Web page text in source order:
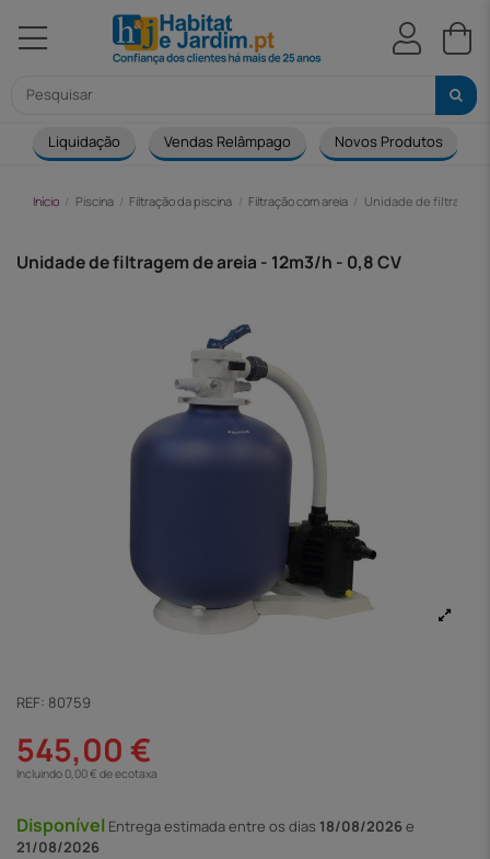
Liquidação Vendas Relâmpago Novos Produtos
Início Piscina Filtração da piscina Filtração com areia Unidade de filtragem
Unidade de filtragem de areia - 12m3/h - 0,8 CV
REF: 80759
545,00 €
Incluindo 0,00 € de ecotaxa
Disponível Entregaestimada entre os dias 18/08/2026e
21/08/2026